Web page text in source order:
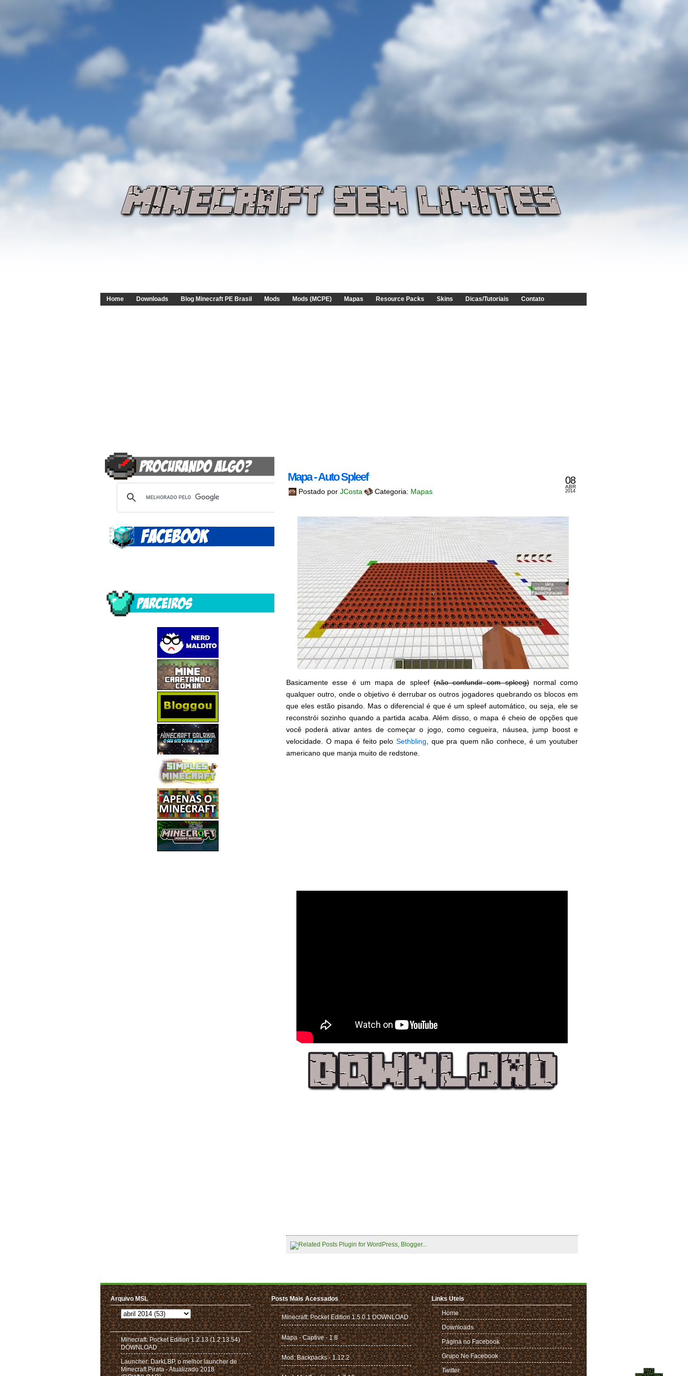
Home Downloads Blog Minecraft PE Brasil Mods Mods (MCPE) Mapas Resource Packs Skins Dicas/Tutoriais Contato
Mapa - Auto Spleef
Postado por JCosta Categoria: Mapas
08
ABR
2014
Basicamente esse é um mapa de spleef(não confundir com spleeg)normal como
qualquer outro, onde o objetivo é derrubar os outros jogadores quebrando os blocos em
que eles estão pisando. Mas o diferencial é que é um spleef automático, ou seja, ele se
reconstrói sozinho quando a partida acaba. Além disso, o mapa é cheio de opções que
você poderá ativar antes de começar o jogo, como cegueira, náusea, jump boost e
velocidade. O mapa é feito pelo Sethbling , que pra quem não conhece, é um youtuber
americano que manja muito de redstone.
Arquivo MSL
Minecraft: Pocket Edition 1.2.13 (1.2.13.54)
DOWNLOAD
Launcher: DarkLBP, o melhor launcher de
Minecraft Pirata - Atualizado 2018
Posts Mais Acessados
Minecraft: Pocket Edition 1.5.0.1 DOWNLOAD
Mapa - Captive - 1.8
Mod: Backpacks - 1.12.2
Links Uteis
Home
Downloads
Página no Facebook
Grupo No Facebook
Twitter